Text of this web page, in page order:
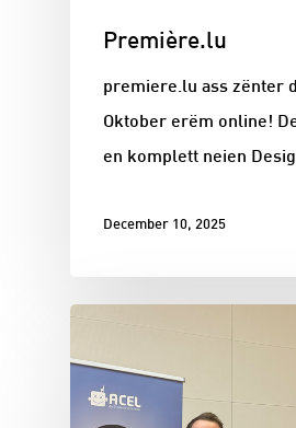
Première.lu
premiere.lu ass zënter
Oktober erëm online!
en komplett neien
December 10, 2025